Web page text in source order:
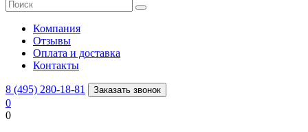
Компания
Отзывы
Оплата и доставка
Контакты
8 (495) 280-18-81 Заказать звонок
0
0